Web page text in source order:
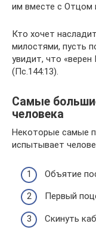
им вместе с Отцом
Кто хочет
милостями, пусть
увидит, что «верен
(Пс.144:13).
Самые
человека
Некоторые самые
испытывает
Объятие
Первый
Скинуть